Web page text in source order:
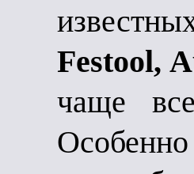
Festool,
чаще